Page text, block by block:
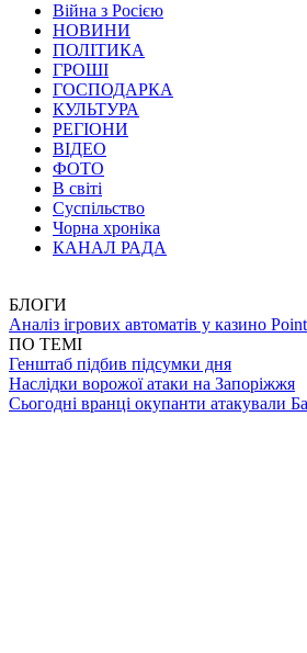
Війна з Росією
НОВИНИ
ПОЛІТИКА
ГРОШІ
ГОСПОДАРКА
КУЛЬТУРА
РЕГІОНИ
ВІДЕО
ФОТО
В світі
Суспільство
Чорна хроніка
КАНАЛ РАДА
БЛОГИ
Аналіз ігрових автоматів у казино
ПО ТЕМІ
Генштаб підбив підсумки дня
Наслідки ворожої атаки на Запоріжжя
Сьогодні вранці окупанти атакували